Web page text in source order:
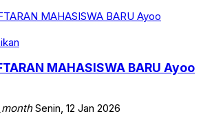
MAHASISWA BARU Ayoo
Senin, 12 Jan 2026